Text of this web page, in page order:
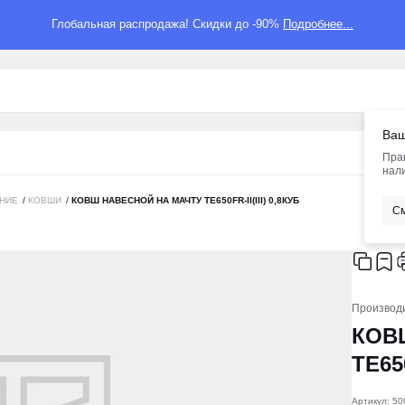
Глобальная распродажа! Скидки до -90% Подробнее...
/ КОВШИ / КОВШ НАВЕСНОЙ НА МАЧТУ TE650FR-II(III) 0,8КУБ
Артикул: